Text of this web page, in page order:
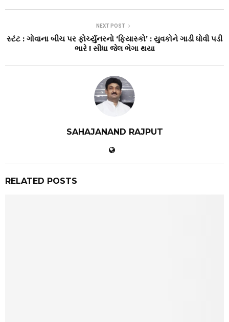
NEXT POST
સ્ટંટ : ગોવાના બીચ પર ફોર્ચ્યુનરનો ‘ફિયાસ્કો’ : યુવકોને ગાડી ધોવી પડી
ભારે ! સીધા જેલ ભેગા થયા
SAHAJANAND RAJPUT
RELATED POSTS